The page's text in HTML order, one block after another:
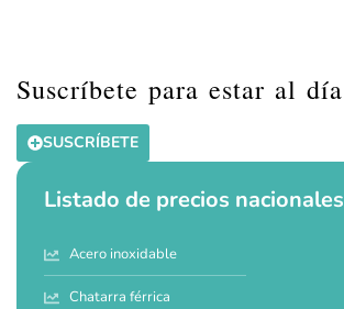
Suscríbete para estar al día
SUSCRÍBETE
Listado de precios nacionales
Acero inoxidable
Chatarra férrica